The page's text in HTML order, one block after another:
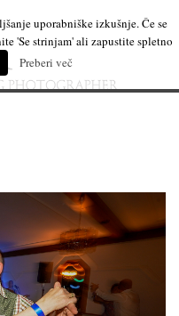
uporabniške izkušnje. Če se
'Se strinjam' ali zapustite spletno
Preberi več